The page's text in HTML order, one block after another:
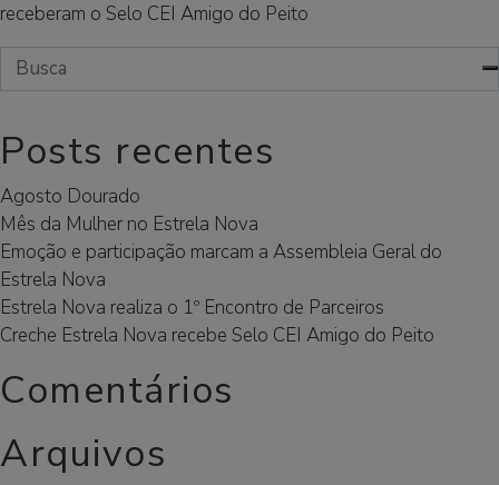
receberam o Selo CEI Amigo do Peito
Posts recentes
Agosto Dourado
Mês da Mulher no Estrela Nova
Emoção e participação marcam a Assembleia Geral do
Estrela Nova
Estrela Nova realiza o 1º Encontro de Parceiros
Creche Estrela Nova recebe Selo CEI Amigo do Peito
Comentários
Arquivos